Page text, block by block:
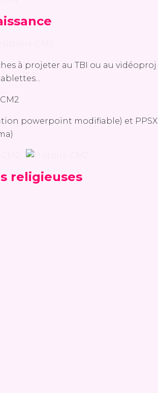
à projeter au TBI ou au vidéoproj
powerpoint modifiable) et PPSX
religieuses